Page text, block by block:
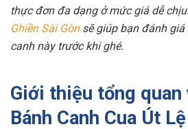
thực đơn đa dạng ở mức giá dễ
Ghiền Sài Gònsẽ giúp bạn đánh giá
canh này trước khi ghé.
Giới thiệu tổng quan
Bánh Canh Cua Út Lệ